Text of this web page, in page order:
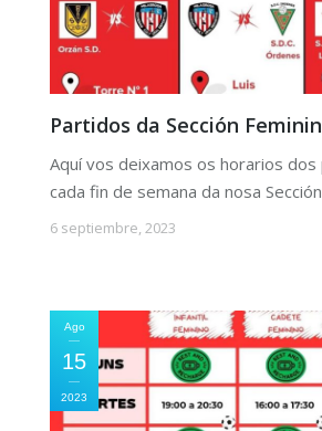
Partidos da Sección
Aquí vos deixamos os horarios
cada fin de semana da nosa
6 septiembre, 2023
Ago
15
2023